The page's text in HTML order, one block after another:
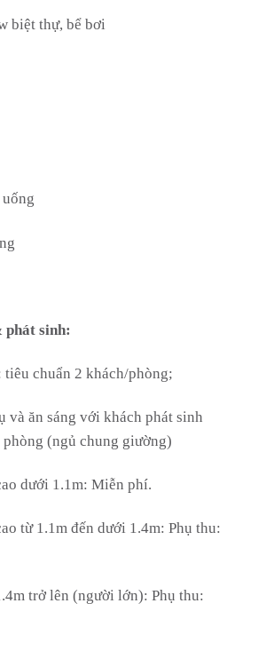
biệt thự, bể bơi
sinh:
tiêu chuẩn 2 khách/phòng;
và ăn sáng với khách phát sinh
(ngủ chung giường)
dưới 1.1m: Miễn phí.
từ 1.1m đến dưới 1.4m: Phụ thu:
trở lên (người lớn): Phụ thu: